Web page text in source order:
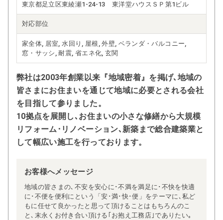
東京都足立区東綾瀬1-24-13 東洋堂ハウスＳＰ第1ビル
対応部位
家全体, 居室, 水回り, 屋根, 外壁, ベランダ・バルコニー,
窓・サッシ, 耐震, 省エネ化, 玄関
弊社は2003年創業以来『地域密着』を掲げ､地域の
皆さまにお住まいを通じて地域に必要とされる会社
を目指して参りました。
10拠点を展開し､お住まいの小さな修繕から大規模
リフォーム･リノベーション､新築まで総合建築業と
して幅広い施工を行っております。
お客様へメッセージ
地域の皆さまの､不安を安心に･不満を満足に･不快を快適
に･不便を便利にという「安･満･快･便」をテーマに､私ど
もに任せて良かったと思って頂けることはもちろんのこ
と､末永くお付き合い頂ける｢お抱え工務店｣でありたい｡